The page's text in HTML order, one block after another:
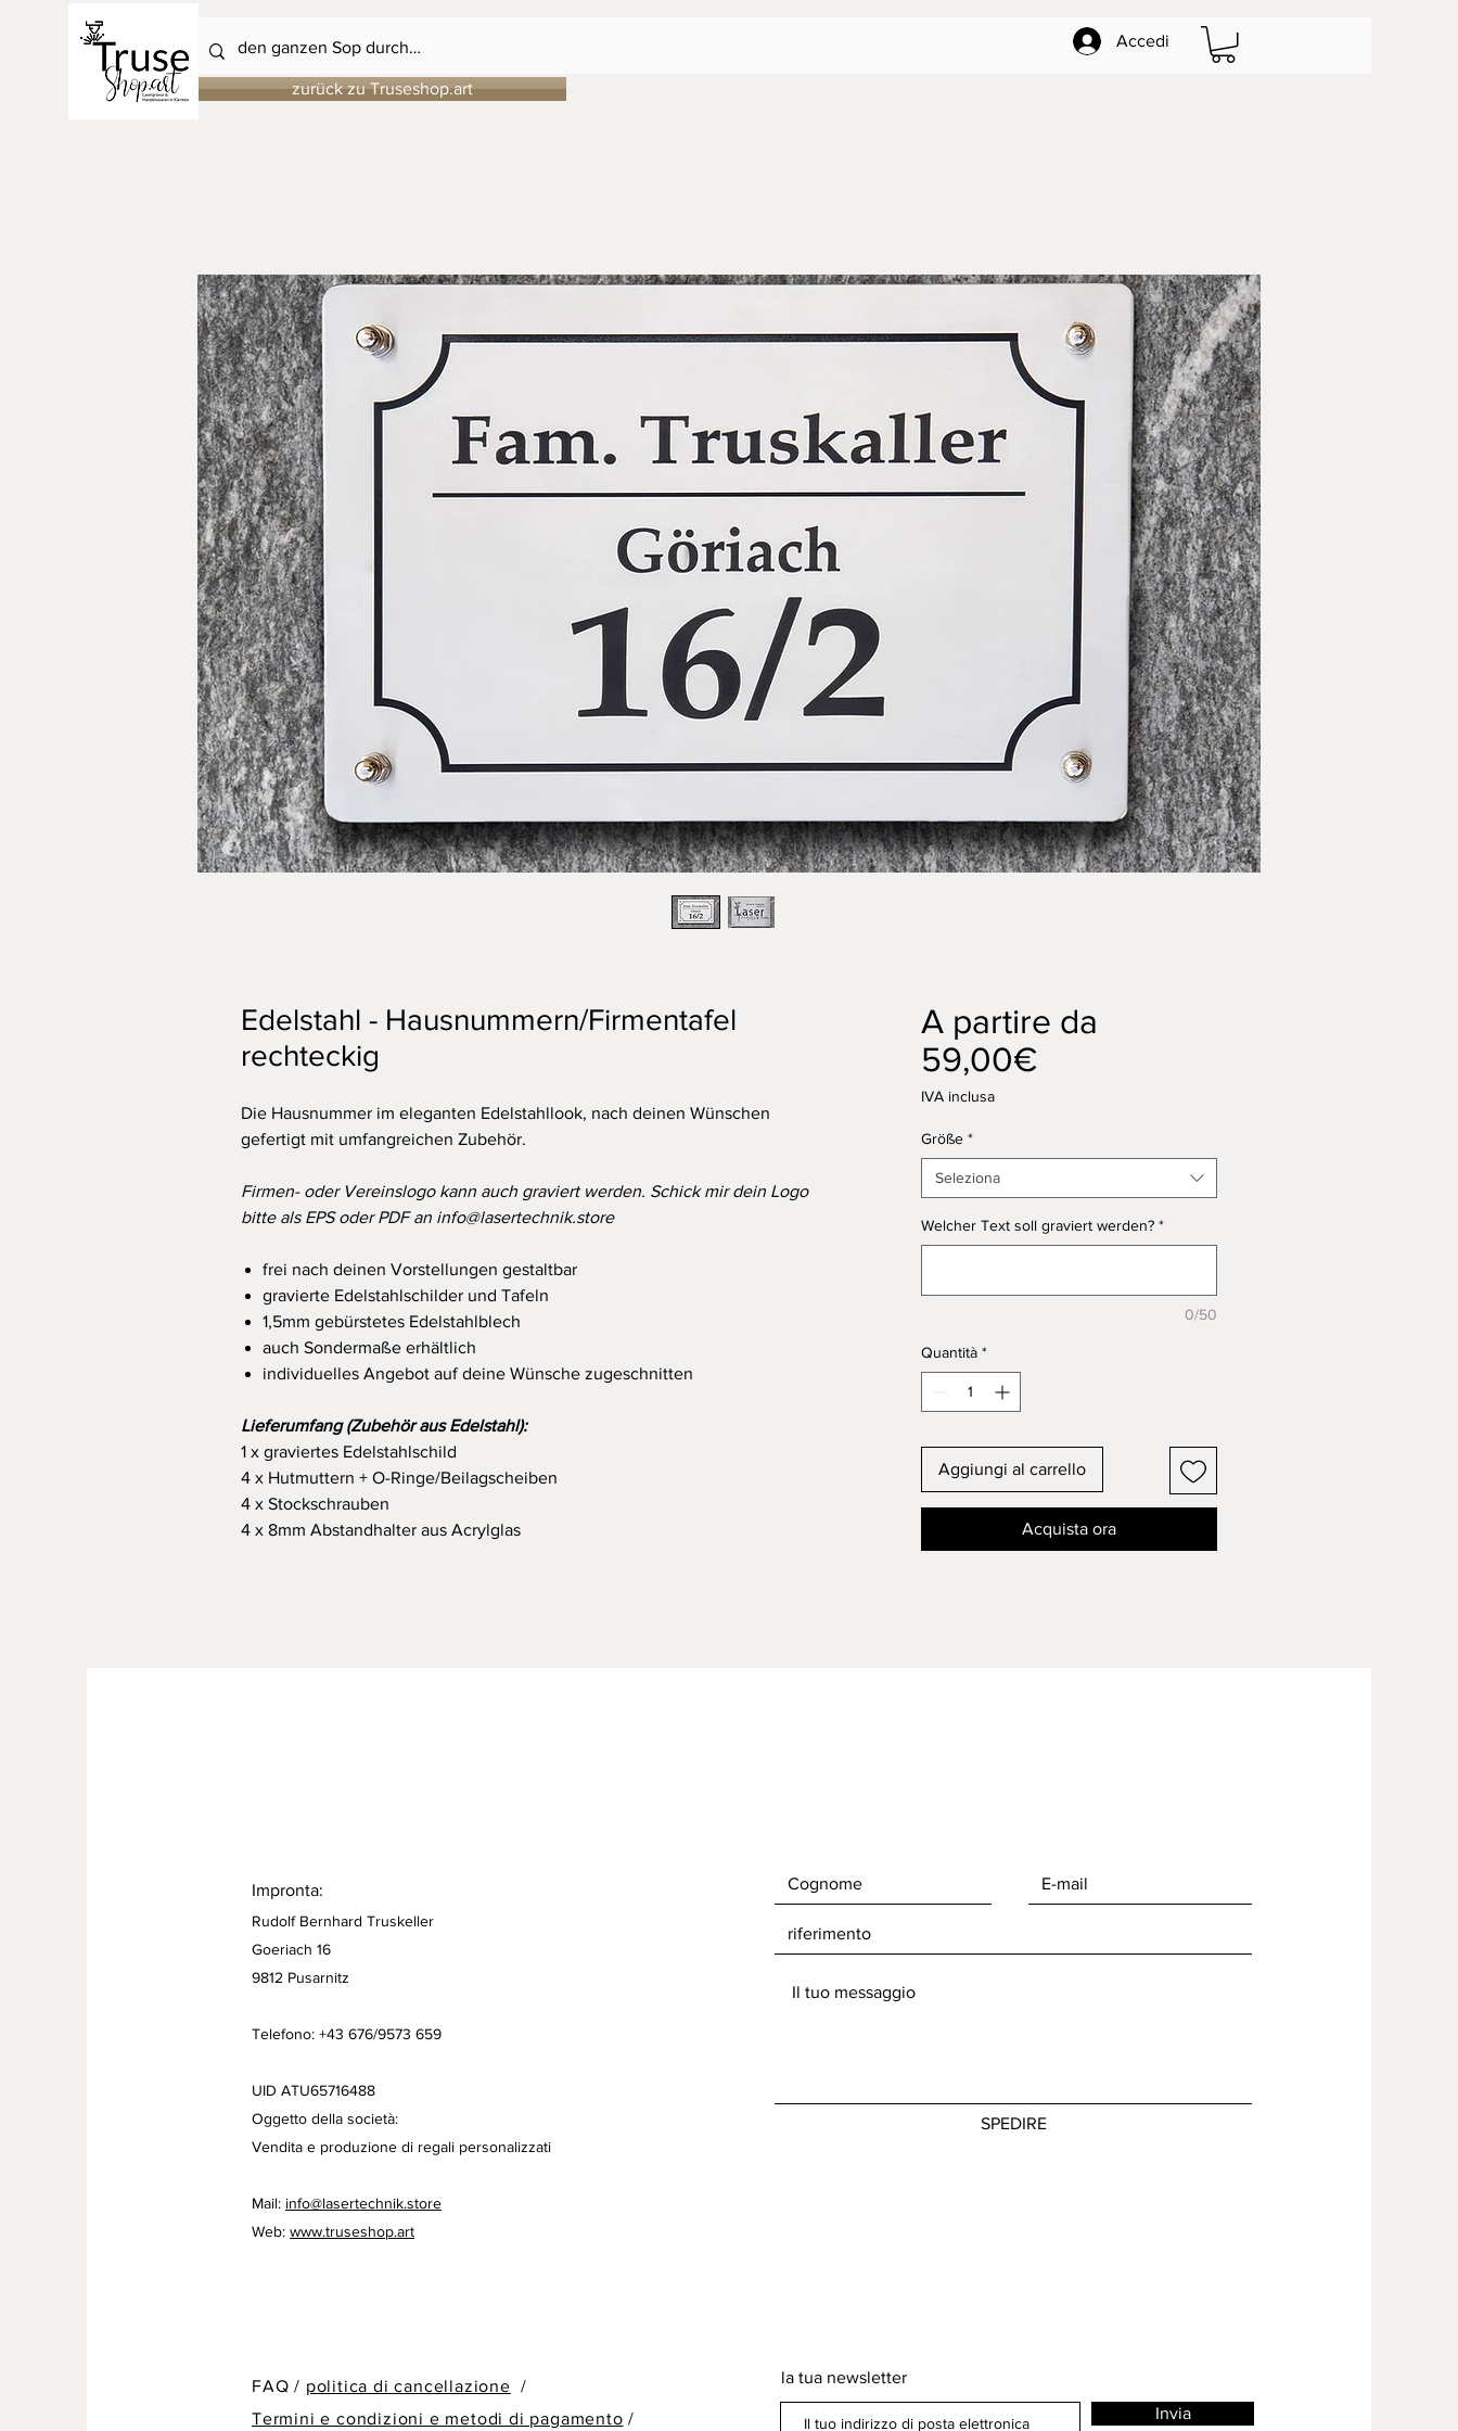
Accedi
zurück zu Truseshop.art
Edelstahl - Hausnummern/Firmentafel
rechteckig
Die Hausnummer im eleganten Edelstahllook, nach deinen Wünschen
gefertigt mit umfangreichen Zubehör.
Firmen- oder Vereinslogo kann auch graviert werden. Schick mir dein Logo
bitte als EPS oder PDF an info@lasertechnik.store
frei nach deinen Vorstellungen gestaltbar
gravierte Edelstahlschilder und Tafeln
1,5mm gebürstetes Edelstahlblech
auch Sondermaße erhältlich
individuelles Angebot auf deine Wünsche zugeschnitten
Lieferumfang (Zubehör aus Edelstahl):
1 x graviertes Edelstahlschild
4 x Hutmuttern + O-Ringe/Beilagscheiben
4 x Stockschrauben
4 x 8mm Abstandhalter aus Acrylglas
A partire da
59,00€Prezzo
IVA inclusa
Größe *
Seleziona
Welcher Text soll graviert werden? *
0/50
Quantità *
Aggiungi al carrello
Acquista ora
Impronta:
Rudolf Bernhard Truskeller
Goeriach 16
9812 Pusarnitz
Telefono: +43 676/9573 659
UID ATU65716488
Oggetto della società:
Vendita e produzione di regali personalizzati
Mail: info@lasertechnik.store
Web: www.truseshop.art
SPEDIRE
FAQ / politica di cancellazione
/
Termini e condizioni e metodi di pagamento /
la tua newsletter
Invia